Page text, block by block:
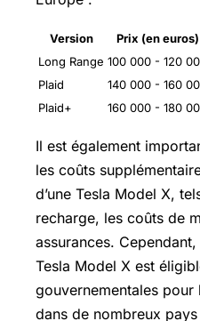
Version
Prix (en euros)
Long Range 100 000 - 120
Plaid
140 000 - 160
Plaid+
160 000 - 180
Il est également
les coûts
d’une Tesla Model X,
recharge, les coûts de
assurances.
Tesla Model X est
gouvernementales
dans de nombreux